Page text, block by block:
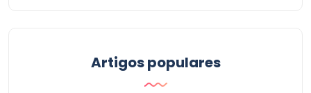
está transformando nosso amado mundo esportivo.
Artigos populares